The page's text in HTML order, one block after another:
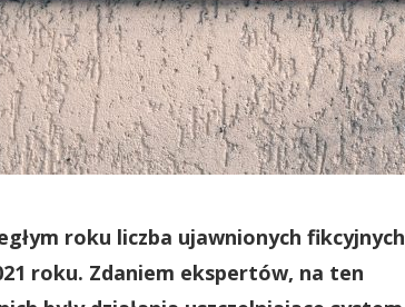
roku liczba ujawnionych fikcyjnych
roku. Zdaniem ekspertów, na ten